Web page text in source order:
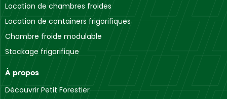
Location de chambres froides
Location de containers frigorifiques
Chambre froide modulable
Stockage frigorifique
À propos
Découvrir Petit Forestier